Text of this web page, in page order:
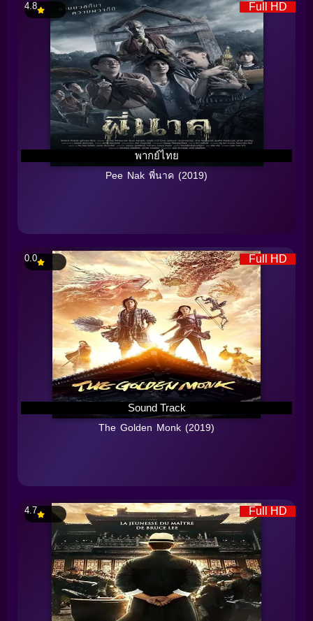
Full HD
พากย์ไทย
4.8
Pee Nak พี่นาค (2019)
Full HD
Sound Track
0.0
The Golden Monk (2019)
Full HD
4.7